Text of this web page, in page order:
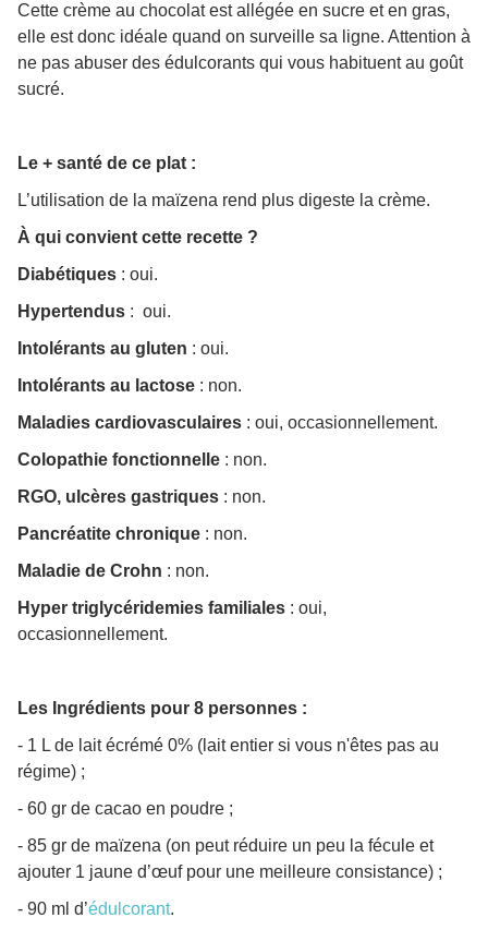
Cette crème au chocolat est allégée en sucre et en gras,
elle est donc idéale quand on surveille sa ligne. Attention à
ne pas abuser des édulcorants qui vous habituent au goût
sucré.
Le + santé de ce plat :
L’utilisation de la maïzena rend plus digeste la crème.
À qui convient cette recette ?
Diabétiques : oui.
Hypertendus : oui.
Intolérants au gluten : oui.
Intolérants au lactose : non.
Maladies cardiovasculaires : oui, occasionnellement.
Colopathie fonctionnelle : non.
RGO, ulcères gastriques : non.
Pancréatite chronique : non.
Maladie de Crohn : non.
Hyper triglycéridemies familiales : oui,
occasionnellement.
Les Ingrédients pour 8 personnes :
- 1 L de lait écrémé 0% (lait entier si vous n'êtes pas au
régime) ;
- 60 gr de cacao en poudre ;
- 85 gr de maïzena (on peut réduire un peu la fécule et
ajouter 1 jaune d’œuf pour une meilleure consistance) ;
- 90 ml d’édulcorant.